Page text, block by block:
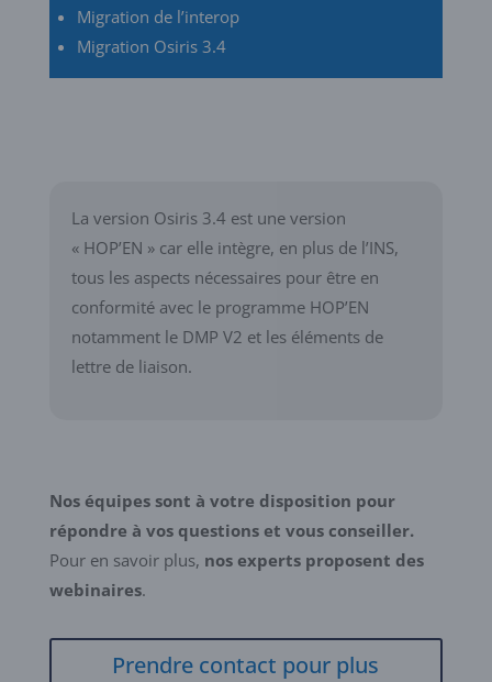
Migration de l’interop
Migration Osiris 3.4
La version Osiris 3.4 est une version
« HOP’EN » car elle intègre, en plus de l’INS,
tous les aspects nécessaires pour être en
conformité avec le programme HOP’EN
notamment le DMP V2 et les éléments de
lettre de liaison.
Nos équipes sont à votre disposition pour
répondre à vos questions et vous conseiller.
Pour en savoir plus, nos experts proposent des
webinaires.
Prendre contact pour plus